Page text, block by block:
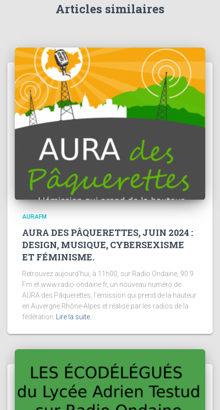
Articles similaires
AURAFM
AURA DES PÂQUERETTES, JUIN 2024 :
DESIGN, MUSIQUE, CYBERSEXISME
ET FÉMINISME.
Retrouvez aujourd’hui, à 11h00, sur Radio Ondaine, 90.9
Fm et www.radio-ondaine.fr, un nouveau numéro de
AURA des Pâquerettes, l’émission qui prend de la hauteur
en Auvergne Rhône-Alpes et réalisé par les radios de la
fédération
Lire la suite…